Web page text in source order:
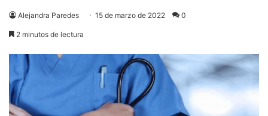
Alejandra Paredes 15 de marzo de 2022 0
2 minutos de lectura